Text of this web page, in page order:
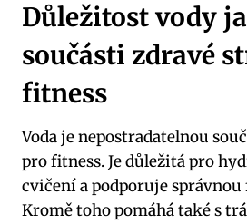
Důležitost vody
součásti zdravé
fitness
Voda je nepostradatelnou
pro fitness. Je důležitá pro
cvičení a podporuje
Kromě toho pomáhá také s